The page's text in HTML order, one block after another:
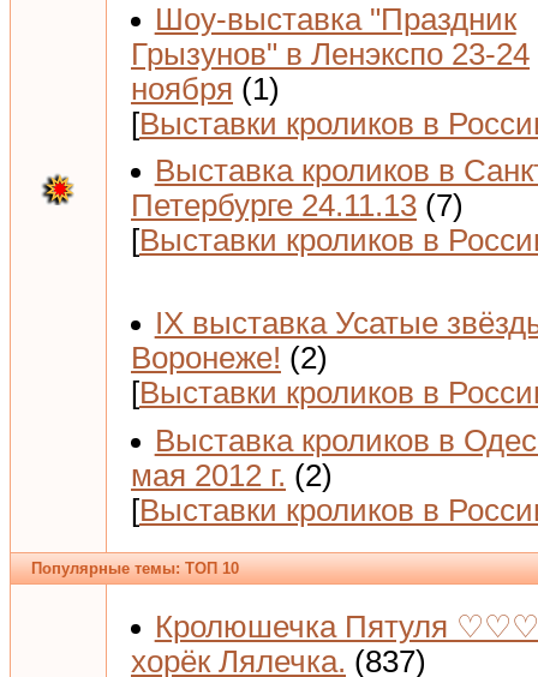
Шоу-выставка "Праздник
Грызунов" в Ленэкспо 23-24
ноября (1)
[Выставки кроликов в
Выставка кроликов в
Петербурге 24.11.13 (7)
[Выставки кроликов в
IX выставка Усатые
Воронеже! (2)
[Выставки кроликов в
Выставка кроликов в
мая 2012 г. (2)
[Выставки кроликов в
Популярные темы: ТОП 10
Кролюшечка Пятуля
хорёк Лялечка. (837)